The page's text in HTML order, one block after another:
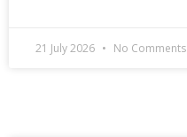
21 July 2026 No Comments